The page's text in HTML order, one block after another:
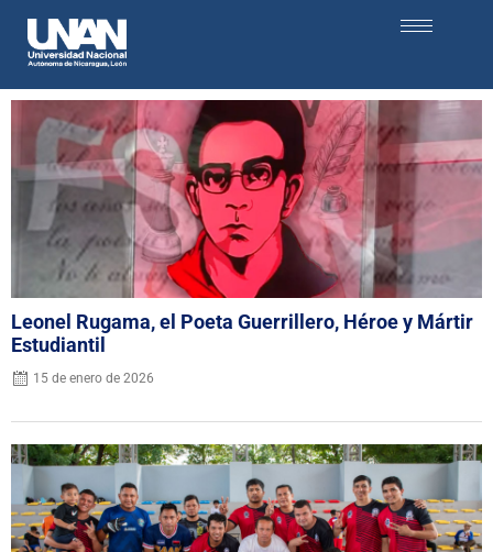
Leonel Rugama, el Poeta Guerrillero, Héroe y Mártir
Estudiantil
15 de enero de 2026